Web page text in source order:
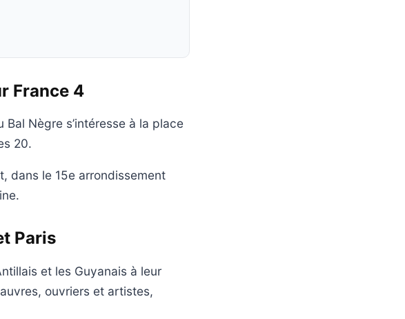
France 4
Nègre s’intéresse à la place
20.
dans le 15e arrondissement
Paris
et les Guyanais à leur
ouvriers et artistes,